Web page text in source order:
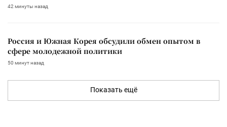
42 минуты назад
Россия и Южная Корея обсудили обмен опытом в
сфере молодежной политики
50 минут назад
Показать ещё